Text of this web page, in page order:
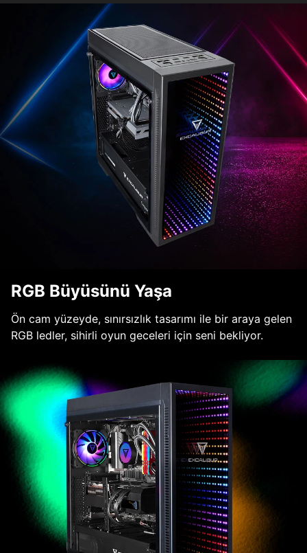
RGB Büyüsünü Yaşa
Ön cam yüzeyde, sınırsızlık tasarımı ile bir araya gelen
RGB ledler, sihirli oyun geceleri için seni bekliyor.